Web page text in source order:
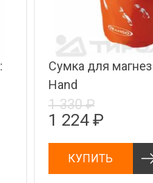
Сумка для
Hand
1 330 ₽
1 224 ₽
КУПИТЬ